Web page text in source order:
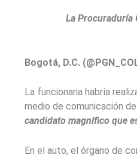
La Procuraduría
Bogotá, D.C.
La funcionaria habría
medio de comunicación
candidato magnífico que
En el auto, el órgano de